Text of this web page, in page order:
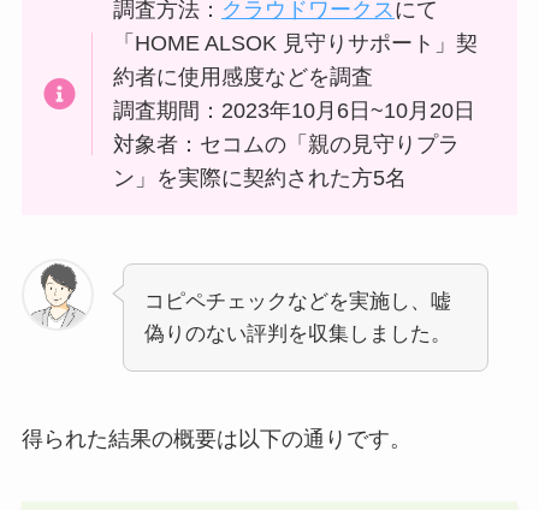
調査方法： クラウドワークス にて
「HOME ALSOK 見守りサポート」契
約者に使用感度などを調査
調査期間：2023年10月6日~10月20日
対象者：セコムの「親の見守りプラ
ン」を実際に契約された方5名
コピペチェックなどを実施し、嘘
偽りのない評判を収集しました。
得られた結果の概要は以下の通りです。